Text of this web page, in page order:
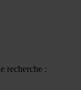
recherche :